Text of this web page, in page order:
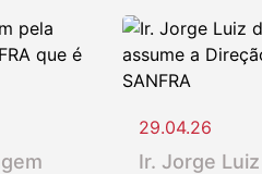
29.04.26
Ir. Jorge